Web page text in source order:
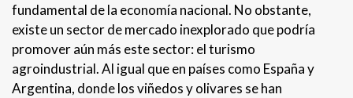
fundamental de la economía nacional. No obstante,
existe un sector de mercado inexplorado que podría
promover aún más este sector: el turismo
agroindustrial. Al igual que en países como España y
Argentina, donde los viñedos y olivares se han